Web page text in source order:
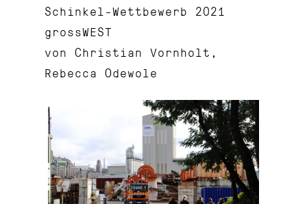
Schinkel-Wettbewerb 2021
grossWEST
von Christian Vornholt,
Rebecca Odewole